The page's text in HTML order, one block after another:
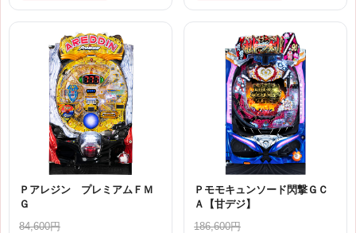
Ｐアレジン プレミアムＦＭ
Ｇ
84,600円
Ｐモモキュンソード閃撃ＧＣ
Ａ【甘デジ】
186,600円